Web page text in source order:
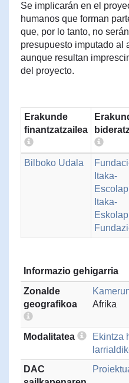
Se implicarán en el
humanos que forman
que, por lo tanto, no
presupuesto imputado al
aunque resultan
del proyecto.
Erakunde
finantzatzailea
Bilboko Udala
Itaka-
Itaka-
Informazio gehigarria
Zonalde
geografikoa
Afrika
Modalitatea
Ekintza
DAC